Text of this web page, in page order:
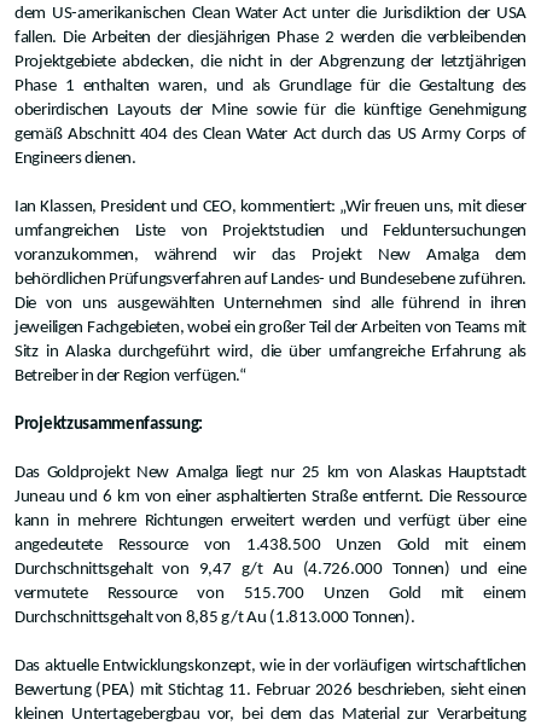
dem US-amerikanischen Clean Water Act unter die Jurisdiktion der USA
fallen. Die Arbeiten der diesjährigen Phase 2 werden die verbleibenden
Projektgebiete abdecken, die nicht in der Abgrenzung der letztjährigen
Phase 1 enthalten waren, und als Grundlage für die Gestaltung des
oberirdischen Layouts der Mine sowie für die künftige Genehmigung
gemäß Abschnitt 404 des Clean Water Act durch das US Army Corps of
Engineers dienen.
Ian Klassen, President und CEO, kommentiert: „Wir freuen uns, mit dieser
umfangreichen Liste von Projektstudien und Felduntersuchungen
voranzukommen, während wir das Projekt New Amalga dem
behördlichen Prüfungsverfahren auf Landes- und Bundesebene zuführen.
Die von uns ausgewählten Unternehmen sind alle führend in ihren
jeweiligen Fachgebieten, wobei ein großer Teil der Arbeiten von Teams mit
Sitz in Alaska durchgeführt wird, die über umfangreiche Erfahrung als
Betreiber in der Region verfügen.“
Projektzusammenfassung:
Das Goldprojekt New Amalga liegt nur 25 km von Alaskas Hauptstadt
Juneau und 6 km von einer asphaltierten Straße entfernt. Die Ressource
kann in mehrere Richtungen erweitert werden und verfügt über eine
angedeutete Ressource von 1.438.500 Unzen Gold mit einem
Durchschnittsgehalt von 9,47 g/t Au (4.726.000 Tonnen) und eine
vermutete Ressource von 515.700 Unzen Gold mit einem
Durchschnittsgehalt von 8,85 g/t Au (1.813.000 Tonnen).
Das aktuelle Entwicklungskonzept, wie in der vorläufigen wirtschaftlichen
Bewertung (PEA) mit Stichtag 11. Februar 2026 beschrieben, sieht einen
kleinen Untertagebergbau vor, bei dem das Material zur Verarbeitung